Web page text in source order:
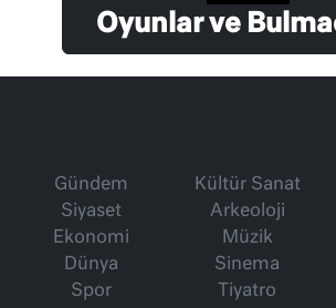
Oyunlar ve
Gündem
Siyaset
Ekonomi
Dünya
Spor
Kültür Sanat
Arkeoloji
Müzik
Sinema
Tiyatro